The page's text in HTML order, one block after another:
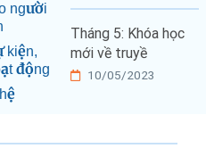
người
kiện,
động
Tháng 5: Khóa học
mới về truyề
10/05/2023